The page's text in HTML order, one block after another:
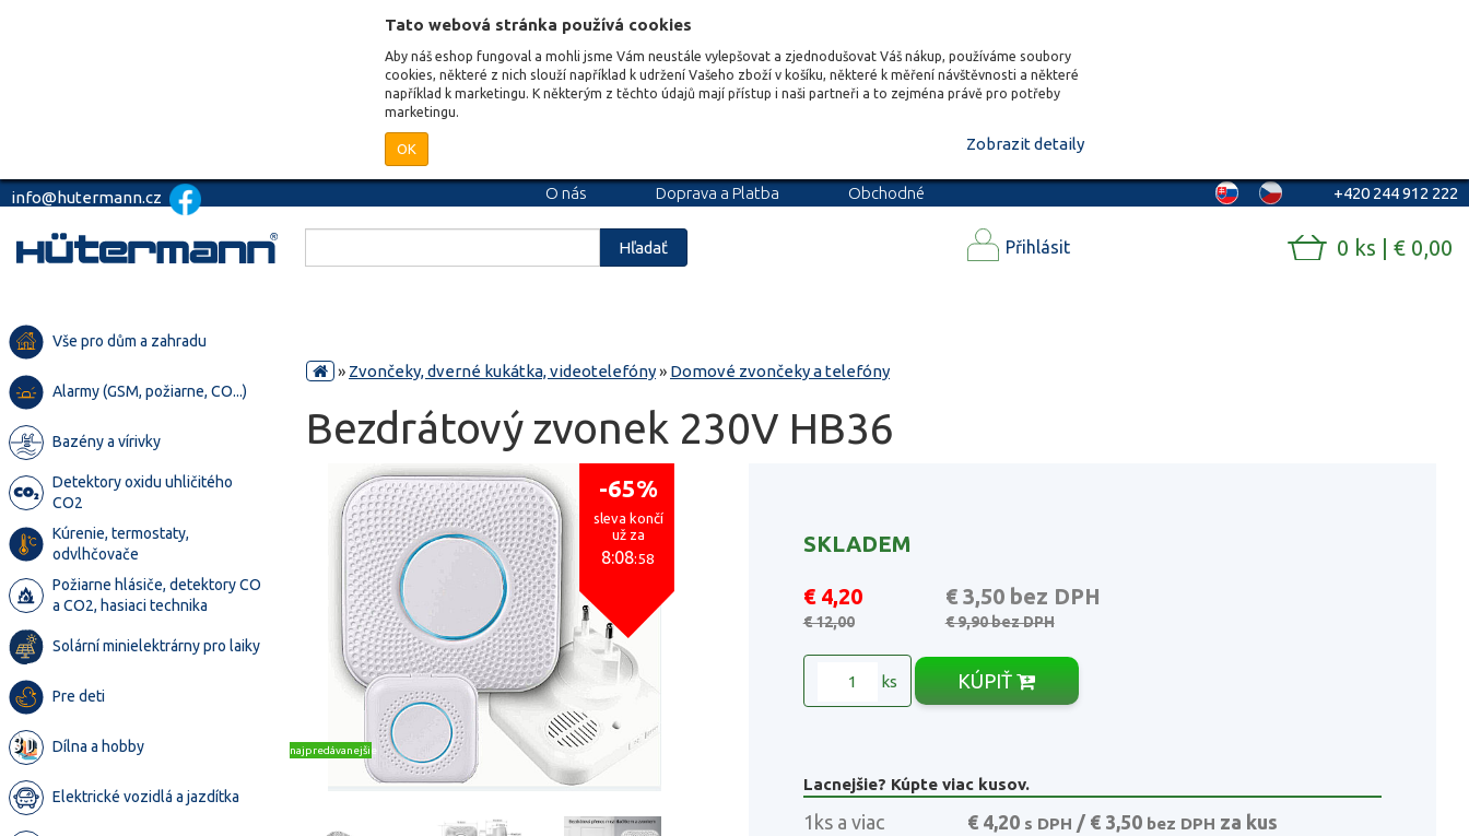
Tato webová stránka používá cookies
Aby náš eshop fungoval a mohli jsme Vám neustále vylepšovat a zjednodušovat Váš nákup, používáme soubory
cookies, některé z nich slouží například k udržení Vašeho zboží v košíku, některé k měření návštěvnosti a některé
například k marketingu. K některým z těchto údajů mají přístup i naši partneři a to zejména právě pro potřeby
marketingu.
OK Zobrazit detaily
info@hutermann.cz O nás Doprava a Platba
Obchodné
+420 244 912 222
Hľadať Přihlásit 0 ks | € 0,00
Vše pro dům a zahradu
Alarmy (GSM, požiarne, CO...)
Bazény a vírivky
Detektory oxidu uhličitého
CO2
Kúrenie, termostaty,
odvlhčovače
Požiarne hlásiče, detektory CO
a CO2, hasiaci technika
Solární minielektrárny pro laiky
Pre deti
Dílna a hobby
Elektrické vozidlá a jazdítka
» Zvončeky, dverné kukátka, videotelefóny» Domové zvončeky a telefóny
Bezdrátový zvonek 230V HB36
-65%
sleva končí
už za
8:08:57
najpredávanejšie
SKLADEM
€ 4,20 € 3,50 bez DPH
€ 12,00 € 9,90bez DPH
ks KÚPIŤ
Lacnejšie? Kúpte viac kusov.
1ks a viac € 4,20s DPH / € 3,50 bez DPH za kus